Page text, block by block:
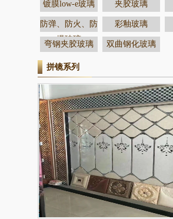
镀膜low-e玻璃 夹胶玻璃
防弹、防火、防
爆玻璃
彩釉玻璃
弯钢夹胶玻璃 双曲钢化玻璃
拼镜系列